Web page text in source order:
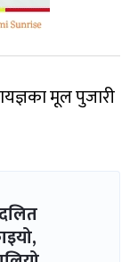
मूल पुजारी